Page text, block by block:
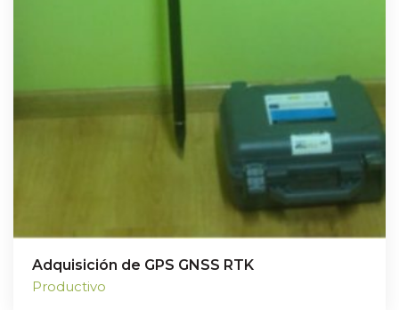
Adquisición de GPS GNSS RTK
Productivo